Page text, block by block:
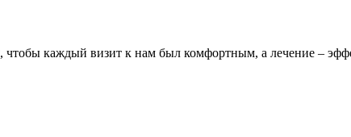
каждый визит к нам был комфортным, а лечение –